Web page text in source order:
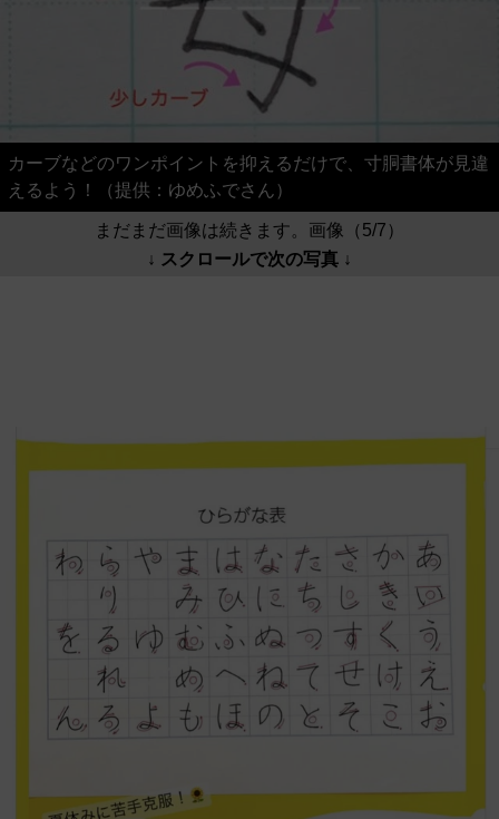
カーブなどのワンポイントを抑えるだけで、寸胴書体が見違
えるよう！（提供：ゆめふでさん）
まだまだ画像は続きます。画像（5/7）
↓ スクロールで次の写真 ↓